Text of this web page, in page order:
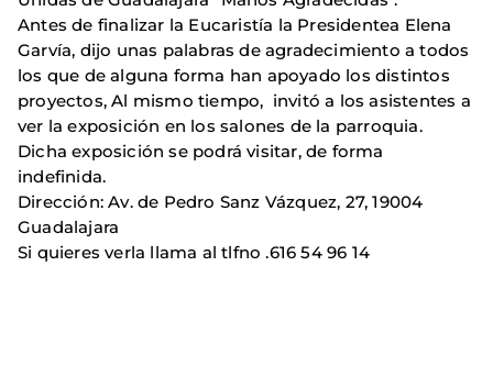
Antes de finalizar la Eucaristía la Presidentea Elena
Garvía, dijo unas palabras de agradecimiento a todos
los que de alguna forma han apoyado los distintos
proyectos, Al mismo tiempo, invitó a los asistentes a
ver la exposición en los salones de la parroquia.
Dicha exposición se podrá visitar, de forma
indefinida.
Dirección: Av. de Pedro Sanz Vázquez, 27, 19004
Guadalajara
Si quieres verla llama al tlfno .616 54 96 14